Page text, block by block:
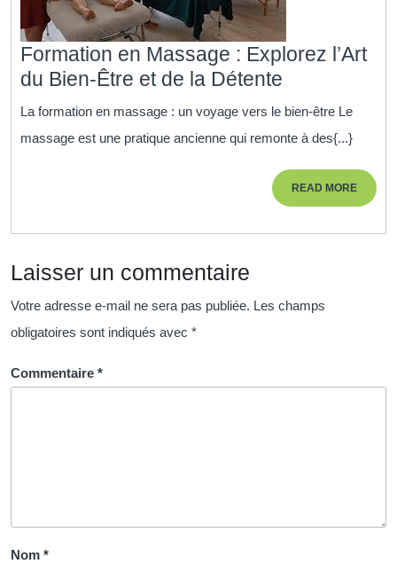
Formation en Massage : Explorez l’Art
du Bien-Être et de la Détente
en
Massage
Explorez
l’Art
et
La formation en massage : un voyage vers le bien-être Le
massage est une pratique ancienne qui remonte à des{...}
READ MOREREAD
MORE
Laisser un commentaire
Votre adresse e-mail ne sera pas publiée. Les champs
obligatoires sont indiqués avec *
Commentaire *
Nom *